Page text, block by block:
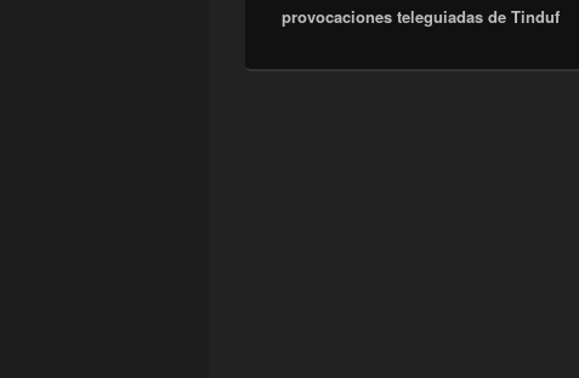
provocaciones teleguiadas de Tinduf